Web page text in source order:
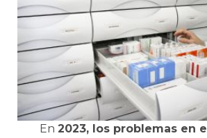
En 2023, los problemas en el